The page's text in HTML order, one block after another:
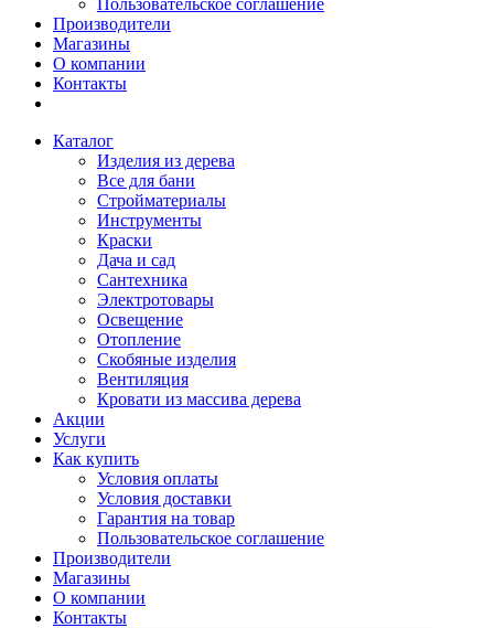
Пользовательское соглашение
Производители
Магазины
О компании
Контакты
Каталог
Изделия из дерева
Все для бани
Стройматериалы
Инструменты
Краски
Дача и сад
Сантехника
Электротовары
Освещение
Отопление
Скобяные изделия
Вентиляция
Кровати из массива дерева
Акции
Услуги
Как купить
Условия оплаты
Условия доставки
Гарантия на товар
Пользовательское соглашение
Производители
Магазины
О компании
Контакты